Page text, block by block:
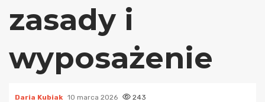
zasady i
wyposażenie
Daria Kubiak 10 marca 2026 243